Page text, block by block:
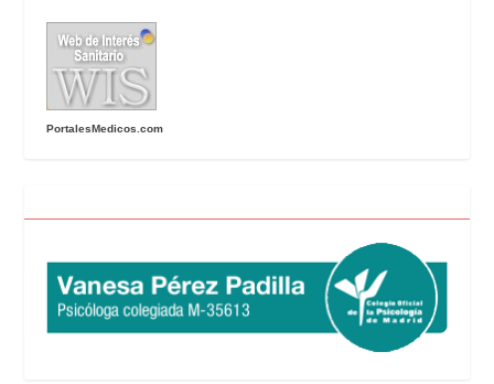
PortalesMedicos.com